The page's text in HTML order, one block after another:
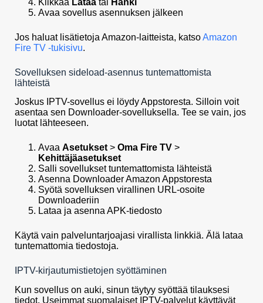
Avaa sovellus asennuksen jälkeen
Jos haluat lisätietoja Amazon-laitteista, katsoAmazon
Fire TV -tukisivu.
Sovelluksen sideload-asennus tuntemattomista
lähteistä
Joskus IPTV-sovellus ei löydy Appstoresta. Silloin voit
asentaa sen Downloader-sovelluksella. Tee se vain, jos
luotat lähteeseen.
Avaa Asetukset> Oma Fire TV >
Kehittäjäasetukset
Salli sovellukset tuntemattomista lähteistä
Asenna Downloader Amazon Appstoresta
Syötä sovelluksen virallinen URL-osoite
Downloaderiin
Lataa ja asenna APK-tiedosto
Käytä vain palveluntarjoajasi virallista linkkiä. Älä lataa
tuntemattomia tiedostoja.
IPTV-kirjautumistietojen syöttäminen
Kun sovellus on auki, sinun täytyy syöttää tilauksesi
tiedot. Useimmat suomalaiset IPTV-palvelut käyttävät